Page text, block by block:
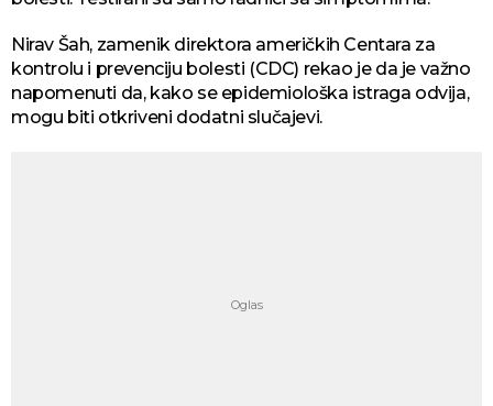
Nirav Šah, zamenik direktora američkih Centara za
kontrolu i prevenciju bolesti (CDC) rekao je da je važno
napomenuti da, kako se epidemiološka istraga odvija,
mogu biti otkriveni dodatni slučajevi.